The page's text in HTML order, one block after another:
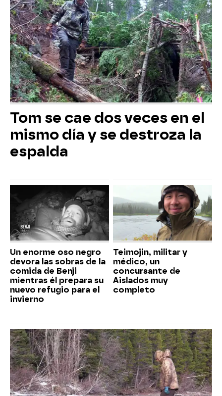
Tom se cae dos veces en el
mismo día y se destroza la
espalda
Un enorme oso negro
devora las sobras de la
comida de Benji
mientras él prepara su
nuevo refugio para el
invierno
Teimojin, militar y
médico, un
concursante de
Aislados muy
completo